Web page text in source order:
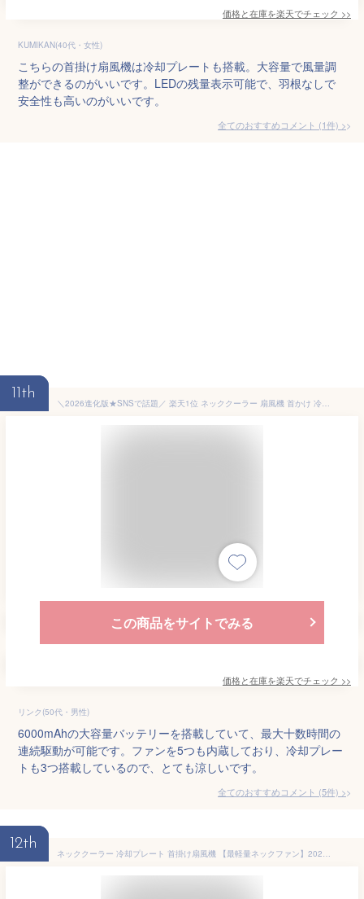
価格と在庫を楽天でチェック >>
KUMIKAN(40代・女性)
こちらの首掛け扇風機は冷却プレートも搭載。大容量で風量調
整ができるのがいいです。LEDの残量表示可能で、羽根なしで
安全性も高いのがいいです。
全てのおすすめコメント (1件) >
11th
＼2026進化版★SNSで話題／ 楽天1位 ネッククーラー 扇風機 首かけ 冷暖両用 首掛け扇風機 冷却プレート 10000mAh 冷却 加熱 3つ冷却ブレート ネックファン 羽なし 半導体冷却 四風道 ブラシレスモーター 瞬間冷却 接触冷感 熱中症対策 暑さ対策
この商品をサイトでみる
価格と在庫を楽天でチェック >>
リンク(50代・男性)
6000mAhの大容量バッテリーを搭載していて、最大十数時間の
連続駆動が可能です。ファンを5つも内蔵しており、冷却プレー
トも3つ搭載しているので、とても涼しいです。
全てのおすすめコメント (5件) >
12th
ネッククーラー 冷却プレート 首掛け扇風機 【最軽量ネックファン】2025全面進化・冷却面積突破 携帯扇風機 首掛けクーラー ペルチェ 5200mAh 大容量バッテリー 長時間連続稼働 ブラック ペルチェ素子 Type-c充電 遠足/スポーツ観戦/アウトドア/運動/通学/家事 熱中症対策